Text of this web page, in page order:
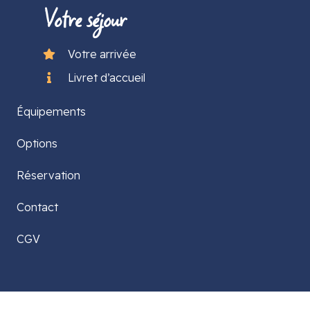
Votre séjour
Votre arrivée
Livret d’accueil
Équipements
Options
Réservation
Contact
CGV